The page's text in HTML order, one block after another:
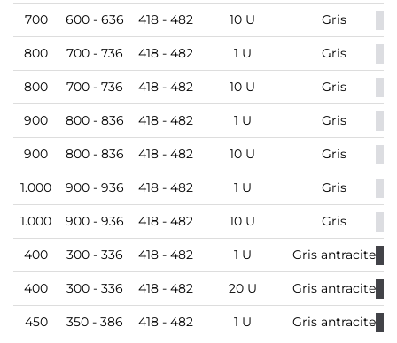
700 600 - 636 418 - 482 10 U Gris
800 700 - 736 418 - 482 1 U Gris
800 700 - 736 418 - 482 10 U Gris
900 800 - 836 418 - 482 1 U Gris
900 800 - 836 418 - 482 10 U Gris
1.000 900 - 936 418 - 482 1 U Gris
1.000 900 - 936 418 - 482 10 U Gris
400 300 - 336 418 - 482 1 U Gris antracite
400 300 - 336 418 - 482 20 U Gris antracite
450 350 - 386 418 - 482 1 U Gris antracite